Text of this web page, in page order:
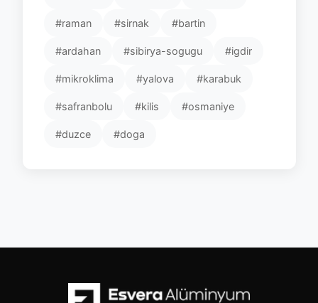
#raman #sirnak #bartin
#ardahan #sibirya-sogugu #igdir
#mikroklima #yalova #karabuk
#safranbolu #kilis #osmaniye
#duzce #doga